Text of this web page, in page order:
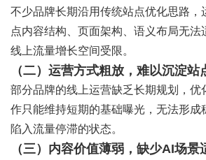
不少品牌长期沿用传统站点优化思路
点内容结构、页面架构、语义布局无法
线上流量增长空间受限。
（二）运营方式粗放，难以沉淀站
部分品牌的线上运营缺乏长期规划，
作只能维持短期的基础曝光，无法形
陷入流量停滞的状态。
（三）内容价值薄弱，缺少AI场景